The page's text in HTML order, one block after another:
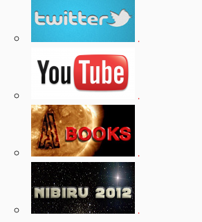
.
.
.
.